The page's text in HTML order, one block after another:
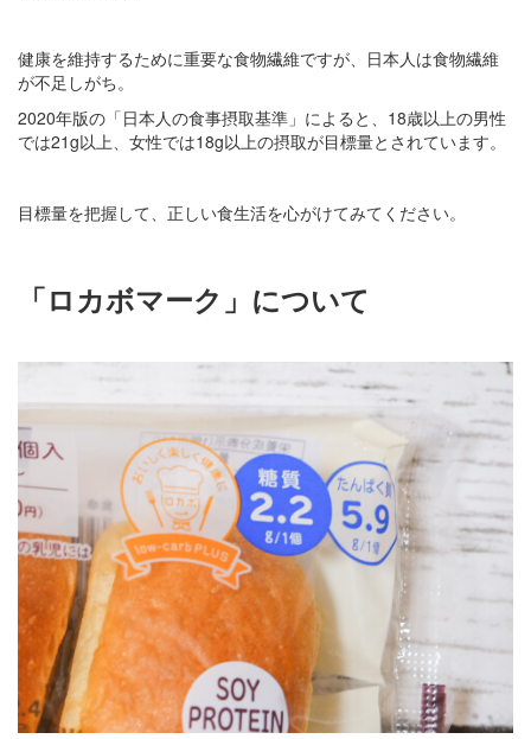
健康を維持するために重要な食物繊維ですが、日本人は食物繊維
が不足しがち。
2020年版の「日本人の食事摂取基準」によると、18歳以上の男性
では21g以上、女性では18g以上の摂取が目標量とされています。
目標量を把握して、正しい食生活を心がけてみてください。
「ロカボマーク」について